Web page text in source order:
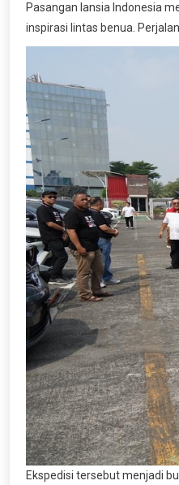
Pasangan lansia Indonesia
inspirasi lintas benua.
Ekspedisi tersebut menjadi